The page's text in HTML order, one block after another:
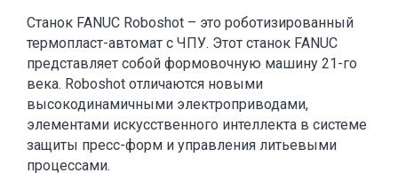
Станок FANUC Roboshot – это роботизированный
термопласт-автомат с ЧПУ. Этот станок FANUC
представляет собой формовочную машину 21-го
века. Roboshot отличаются новыми
высокодинамичными электроприводами,
элементами искусственного интеллекта в системе
защиты пресс-форм и управления литьевыми
процессами.